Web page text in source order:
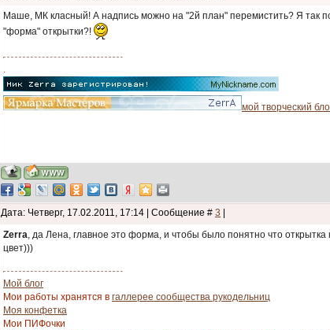
Маше, МК класный! А надпись можно на "2й план" перемистить? Я так
"форма" открытки?!
.
мой творческий
Дата: Четверг, 17.02.2011, 17:14 | Сообщение # 3
Zerra, да Лена, главное это форма, и чтобы было понятно что открытка
цвет)))
Мой блог
Мои работы хранятся в галлерее сообщества рукодельниц
Моя конфетка
Мои ПИФочки